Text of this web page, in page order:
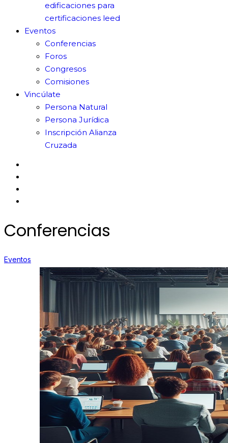
edificaciones para
certificaciones leed
Eventos
Conferencias
Foros
Congresos
Comisiones
Vincúlate
Persona Natural
Persona Jurídica
Inscripción Alianza
Cruzada
Conferencias
Eventos